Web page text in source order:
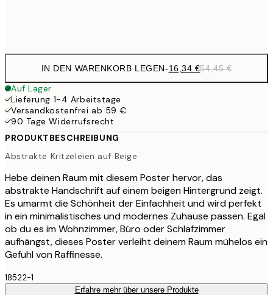
IN DEN WARENKORB LEGEN-16,34 €54,45 €
Auf Lager
Lieferung 1-4 Arbeitstage
Versandkostenfrei ab 59 €
90 Tage Widerrufsrecht
PRODUKTBESCHREIBUNG
Abstrakte Kritzeleien auf Beige
Hebe deinen Raum mit diesem Poster hervor, das
abstrakte Handschrift auf einem beigen Hintergrund zeigt.
Es umarmt die Schönheit der Einfachheit und wird perfekt
in ein minimalistisches und modernes Zuhause passen. Egal
ob du es im Wohnzimmer, Büro oder Schlafzimmer
aufhängst, dieses Poster verleiht deinem Raum mühelos ein
Gefühl von Raffinesse.
18522-1
Erfahre mehr über unsere Produkte